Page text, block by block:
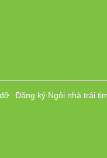
Đăng ký Ngôi nhà trái